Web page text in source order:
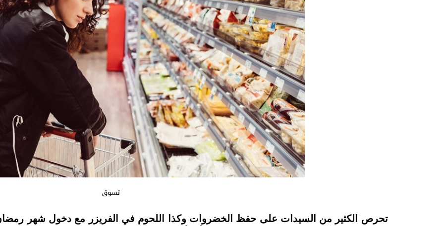
تسوق
instagramتحرص الكثير من السيدات على حفظ الخضروات وكذا اللحوم في الفريزر مع دخول شهر رمضان،